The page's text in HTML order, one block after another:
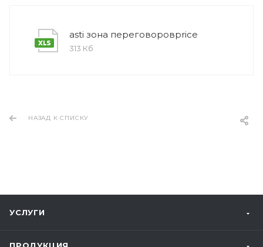
asti зона переговоровprice
313 Кб
НАЗАД К СПИСКУ
УСЛУГИ